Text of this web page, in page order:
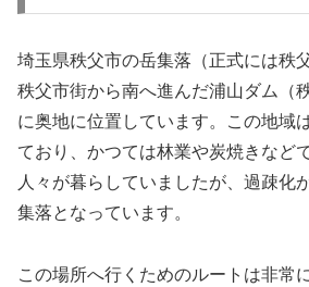
埼玉県秩父市の岳集落（正式には秩
秩父市街から南へ進んだ浦山ダム（
に奥地に位置しています。この地域
ており、かつては林業や炭焼きなど
人々が暮らしていましたが、過疎化
集落となっています。
この場所へ行くためのルートは非常